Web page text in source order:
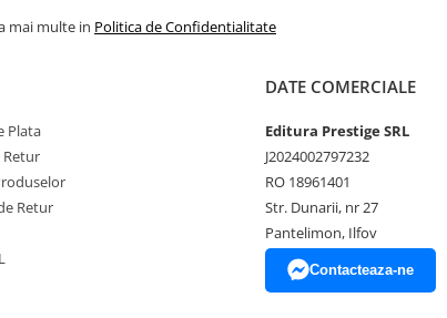
mai multe in Politica de Confidentialitate
Plata
Retur
Retur
DATE COMERCIALE
Editura Prestige SRL
J2024002797232
RO 18961401
Str. Dunarii, nr 27
Pantelimon, Ilfov
Contacteaza-ne